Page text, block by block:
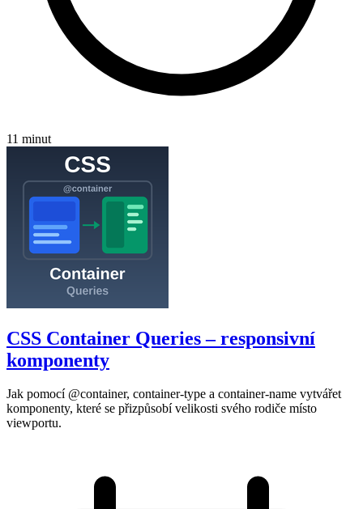
11 minut
CSS Container Queries – responsivní
komponenty
Jak pomocí @container, container-type a container-name vytvářet
komponenty, které se přizpůsobí velikosti svého rodiče místo
viewportu.